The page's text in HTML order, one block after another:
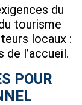
du
tourisme
locaux :
l’accueil.
POUR